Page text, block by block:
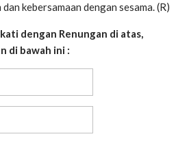
kebersamaan dengan sesama. (R)
dengan Renungan di atas,
di bawah ini :